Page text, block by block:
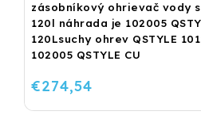
zásobníkový ohrievač vody
120l náhrada je 102005
120Lsuchy ohrev QSTYLE
102005 QSTYLE CU
€274,54